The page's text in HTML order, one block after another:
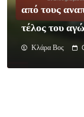
από τους
τέλος του
Κλάρα Βος